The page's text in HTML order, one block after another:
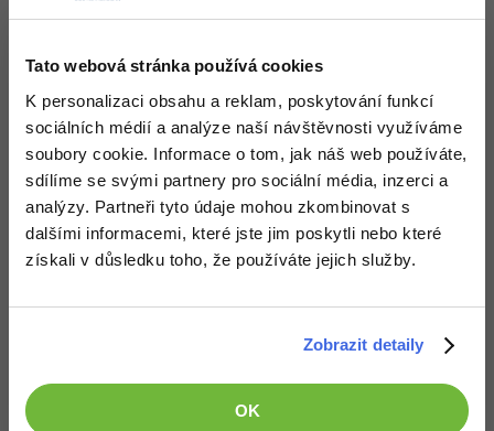
Tato webová stránka používá cookies
K personalizaci obsahu a reklam, poskytování funkcí
sociálních médií a analýze naší návštěvnosti využíváme
soubory cookie. Informace o tom, jak náš web používáte,
sdílíme se svými partnery pro sociální média, inzerci a
analýzy. Partneři tyto údaje mohou zkombinovat s
dalšími informacemi, které jste jim poskytli nebo které
získali v důsledku toho, že používáte jejich služby.
Zobrazit detaily
OK
WordPress specialista
SEO specialista
Umělá inteligence (AI) -10%
Pro děti
Více
Fórum
Windows
Linux
Sítě
Kybernetická bezpečnost
Elektronický podpis
Děláme co je v našich silách, aby byly zdejší diskuze co
nejkvalitnější. Proto do nich také mohou přispívat pouze